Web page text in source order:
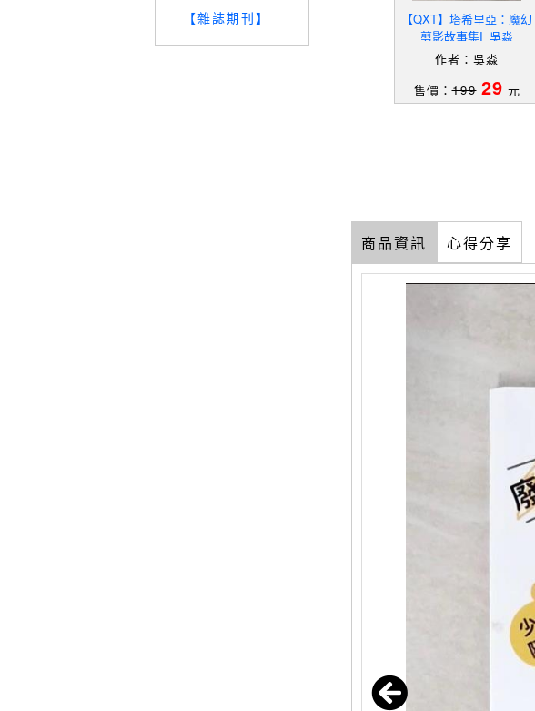
【雜誌期刊】
【SU9】醫學系在幹嘛？
【TJH】娶到這樣的我，
【QXT】塔希里亞：魔幻
剪影故事集I_吳淼
作者：吳淼
售價：199 29 元
商品資訊 心得分享